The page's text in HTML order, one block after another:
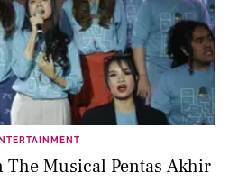
The Musical Pentas Akhir